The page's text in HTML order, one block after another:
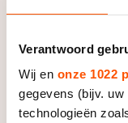
Verantwoord
Wij en onze 1022
gegevens (bijv.
technologieën
daar ben ik nu wel
en naarmate ik
eigen ik, besefte
ook klinkt,
bestaat.